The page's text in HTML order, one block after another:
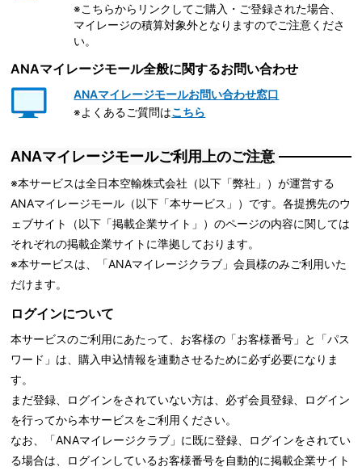
※こちらからリンクしてご購入・ご登録された場合、
マイレージの積算対象外となりますのでご注意くださ
い。
ANAマイレージモール全般に関するお問い合わせ
ANAマイレージモールお問い合わせ窓口
※よくあるご質問はこちら
ANAマイレージモールご利用上のご注意
※本サービスは全日本空輸株式会社（以下「弊社」）が運営する
ANAマイレージモール（以下「本サービス」）です。各提携先のウ
ェブサイト（以下「掲載企業サイト」）のページの内容に関しては
それぞれの掲載企業サイトに準拠しております。
※本サービスは、「ANAマイレージクラブ」会員様のみご利用いた
だけます。
ログインについて
本サービスのご利用にあたって、お客様の「お客様番号」と「パス
ワード」は、購入申込情報を連動させるために必ず必要になりま
す。
まだ登録、ログインをされていない方は、必ず会員登録、ログイン
を行ってから本サービスをご利用ください。
なお、「ANAマイレージクラブ」に既に登録、ログインをされてい
る場合は、ログインしているお客様番号を自動的に掲載企業サイト